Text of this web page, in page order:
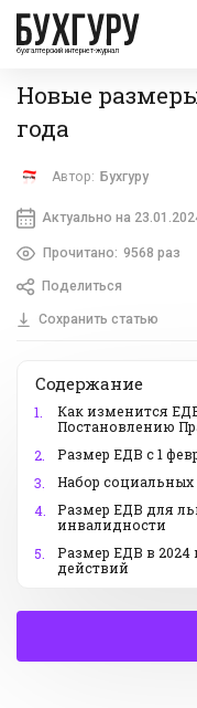
бухгалтерский интернет-журнал
Новые
года
Автор: Бухгуру
Актуально на
Прочитано: 9568 раз
Поделиться
Сохранить статью
Содержание
1.
Как изменится
Постановлению
2.
Размер ЕДВ с 1
3.
Набор социальных
4.
Размер ЕДВ для
инвалидности
5.
Размер ЕДВ в 2024
действий